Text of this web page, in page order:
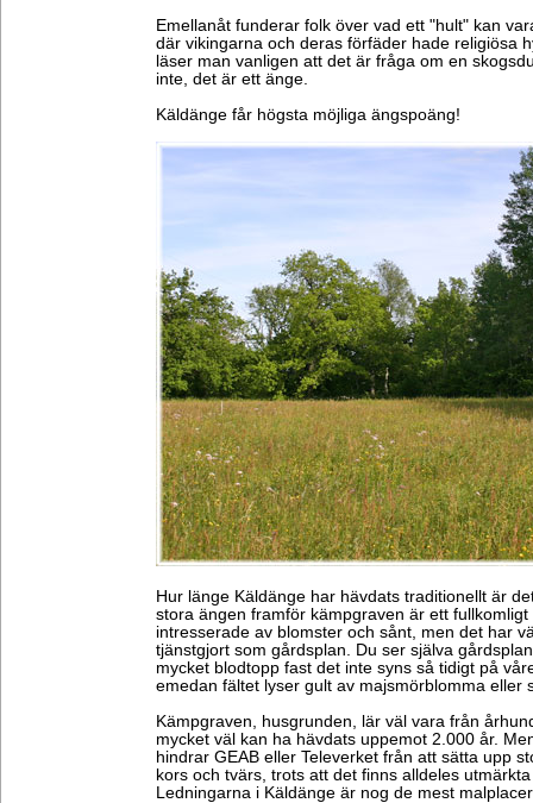
Emellanåt funderar folk över vad ett "hult" kan
där vikingarna och deras förfäder hade religiösa
läser man vanligen att det är fråga om en
inte, det är ett änge.
Käldänge får högsta möjliga ängspoäng!
Hur länge Käldänge har hävdats traditionellt är
stora ängen framför kämpgraven är ett
intresserade av blomster och sånt, men det har
tjänstgjort som gårdsplan. Du ser själva
mycket blodtopp fast det inte syns så tidigt på
emedan fältet lyser gult av majsmörblomma eller
Kämpgraven, husgrunden, lär väl vara från
mycket väl kan ha hävdats uppemot 2.000 år.
hindrar GEAB eller Televerket från att sätta upp
kors och tvärs, trots att det finns alldeles
Ledningarna i Käldänge är nog de mest